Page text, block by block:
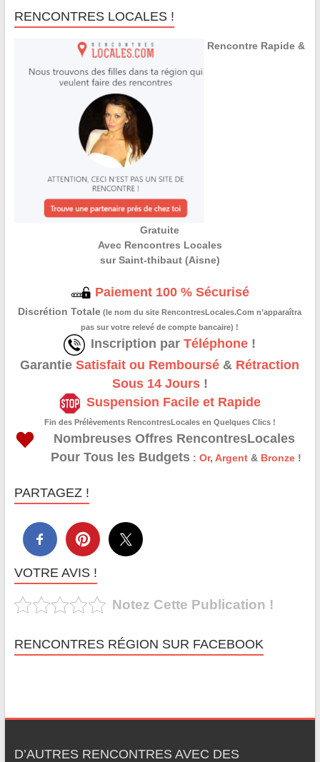
RENCONTRES LOCALES !
Rencontre Rapide &
Gratuite
Avec Rencontres Locales
sur Saint-thibaut (Aisne)
Paiement 100 % Sécurisé
Discrétion Totale (le nom du site RencontresLocales.Com n’apparaîtra
pas sur votre relevé de compte bancaire) !
Inscription parTéléphone !
GarantieSatisfait ou Remboursé & Rétraction
Sous 14 Jours!
Suspension Facile et Rapide
Fin des Prélèvements RencontresLocales en Quelques Clics !
Nombreuses Offres RencontresLocales
Pour Tous les Budgets: Or, Argent& Bronze!
PARTAGEZ !
VOTRE AVIS !
Notez Cette Publication !
RENCONTRES RÉGION SUR FACEBOOK
D’AUTRES RENCONTRES AVEC DES